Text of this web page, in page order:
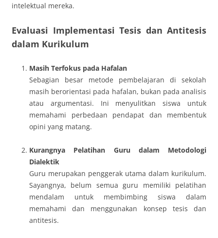
intelektual mereka.
Evaluasi Implementasi Tesis dan Antitesis
dalam Kurikulum
Masih Terfokus pada Hafalan
Sebagian besar metode pembelajaran di sekolah
masih berorientasi pada hafalan, bukan pada analisis
atau argumentasi. Ini menyulitkan siswa untuk
memahami perbedaan pendapat dan membentuk
opini yang matang.
Kurangnya Pelatihan Guru dalam Metodologi
Dialektik
Guru merupakan penggerak utama dalam kurikulum.
Sayangnya, belum semua guru memiliki pelatihan
mendalam untuk membimbing siswa dalam
memahami dan menggunakan konsep tesis dan
antitesis.